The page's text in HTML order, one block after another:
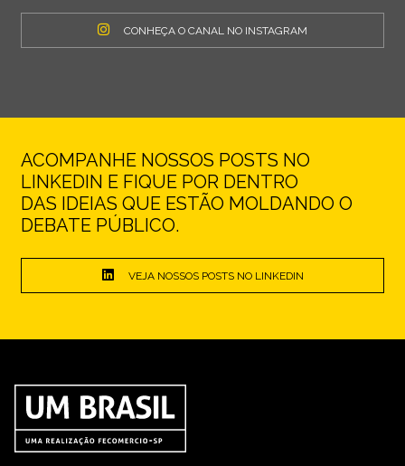
CONHEÇA O CANAL NO INSTAGRAM
ACOMPANHE NOSSOS POSTS NO
LINKEDIN E FIQUE POR DENTRO
DAS IDEIAS QUE ESTÃO MOLDANDO O
DEBATE PÚBLICO.
VEJA NOSSOS POSTS NO LINKEDIN